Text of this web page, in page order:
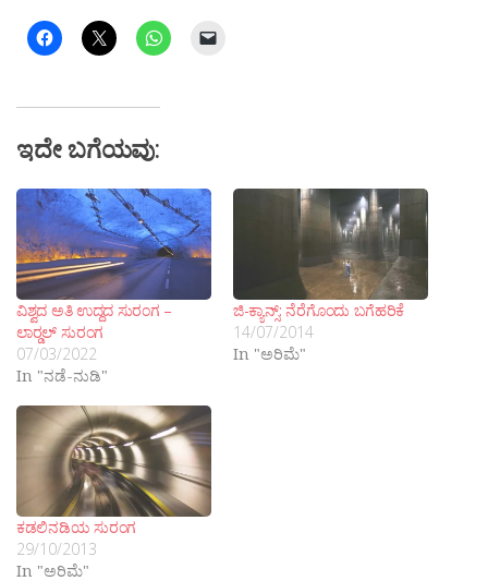
ಇದೇ ಬಗೆಯವು:
ವಿಶ್ವದ ಅತಿ ಉದ್ದದ ಸುರಂಗ –
ಲಾರ‍್ಡಲ್ ಸುರಂಗ
07/03/2022
In "ನಡೆ-ನುಡಿ"
ಜಿ-ಕ್ಯಾನ್ಸ್: ನೆರೆಗೊಂದು ಬಗೆಹರಿಕೆ
14/07/2014
In "ಅರಿಮೆ"
ಕಡಲಿನಡಿಯ ಸುರಂಗ
29/10/2013
In "ಅರಿಮೆ"